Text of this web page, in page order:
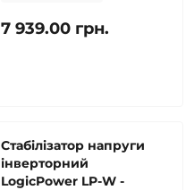
7 939.00 грн.
Стабілізатор напруги
інверторний
LogicPower LP-W -